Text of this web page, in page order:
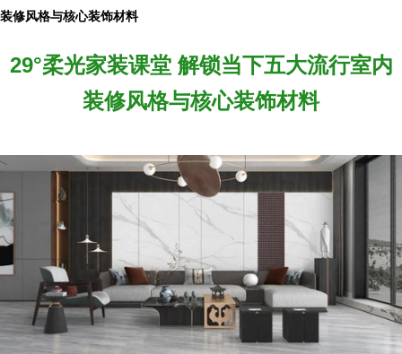
装修风格与核心装饰材料
29°柔光家装课堂 解锁当下五大流行室内
装修风格与核心装饰材料